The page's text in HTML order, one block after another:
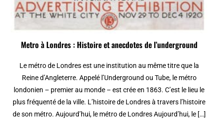
Metro à Londres : Histoire et anecdotes de l’underground
Le métro de Londres est une institution au même titre que la
Reine d’Angleterre. Appelé l’Underground ou Tube, le métro
londonien – premier au monde – est crée en 1863. C’est le lieu le
plus fréquenté de la ville. L’histoire de Londres à travers l’histoire
de son métro. Aujourd’hui, le métro de Londres Aujourd’hui, le […]